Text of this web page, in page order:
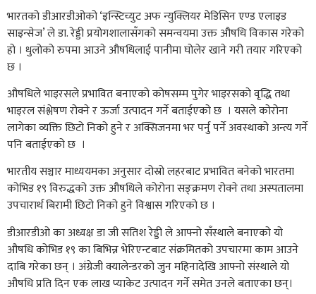
भारतको डीआरडीओको ‘इन्स्टिच्युट अफ न्युक्लियर मेडिसिन एण्ड एलाइड
साइन्सेज’ ले डा. रेड्डी प्रयोगशालासँगको समन्वयमा उक्त औषधि विकास गरेको
हो । धुलोको रुपमा आउने औषधिलाई पानीमा घोलेर खाने गरी तयार गरिएको
छ ।
औषधिले भाइरसले प्रभावित बनाएको कोषसम्म पुगेर भाइरसको वृद्धि तथा
भाइरल संश्लेषण रोक्ने र ऊर्जा उत्पादन गर्ने बताईएको छ । यसले कोरोना
लागेका व्यक्ति छिटो निको हुने र अक्सिजनमा भर पर्नु पर्ने अवस्थाको अन्त्य गर्ने
पनि बताईएको छ ।
भारतीय सञ्चार माध्ययमका अनुसार दोस्रो लहरबाट प्रभावित बनेको भारतमा
कोभिड १९ विरुद्धको उक्त औषधिले कोरोना सङ्क्रमण रोक्ने तथा अस्पतालमा
उपचारार्थ बिरामी छिटो निको हुने विश्वास गरिएको छ ।
डीआरडीओ का अध्यक्ष डा जी सतिश रेड्डी ले आफ्नो सँस्थाले बनाएको यो
औषधि कोभिड १९ का बिभिन्न भेरिएन्टबाट संक्रमितको उपचारमा काम आउने
दाबि गरेका छन् । अंग्रेजी क्यालेन्डरको जुन महिनादेखि आफ्नो संस्थाले यो
औषधि प्रति दिन एक लाख प्याकेट उत्पादन गर्ने समेत उनले बताएका छन्।